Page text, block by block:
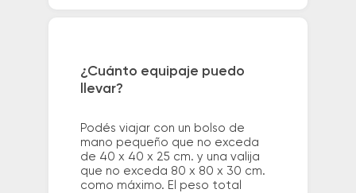
¿Cuánto equipaje puedo
llevar?
Podés viajar con un bolso de
mano pequeño que no exceda
de 40 x 40 x 25 cm. y una valija
que no exceda 80 x 80 x 30 cm.
como máximo. El peso total